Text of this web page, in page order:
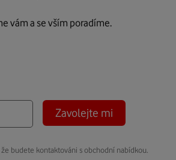
vám a se vším poradíme.
Zavolejte mi
budete kontaktováni s obchodní nabídkou.